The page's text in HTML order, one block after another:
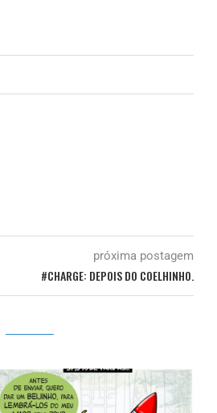
próxima postagem
#CHARGE: DEPOIS DO COELHINHO.